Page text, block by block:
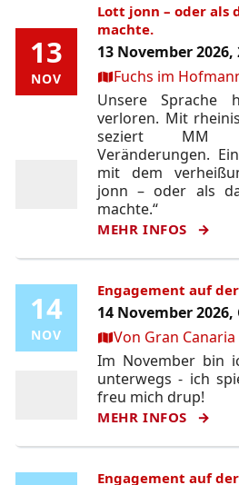
13
NOV
13
NOV
Lott jonn – oder als
machte.
13 November 2026,
Ort:Fuchs im
Unsere Sprache
verloren. Mit
seziert MM
Veränderungen.
mit dem
jonn – oder als
machte.“
MEHR INFOS
14
NOV
14
NOV
Engagement auf
14 November
Ort:Von Gran
Im November bin
unterwegs - ich
freu mich drup!
MEHR INFOS
Engagement auf